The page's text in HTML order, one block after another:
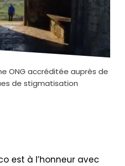
ONG accréditée auprès de
de stigmatisation
est à l’honneur avec